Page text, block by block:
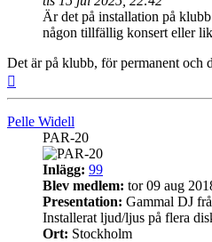
Är det på installation på
någon tillfällig konsert eller
Det är på klubb, för permanent och
Pelle Widell
PAR-20
Inlägg: 99
Blev medlem: tor 09 aug
Presentation: Gammal DJ
Installerat ljud/ljus på flera
Ort: Stockholm